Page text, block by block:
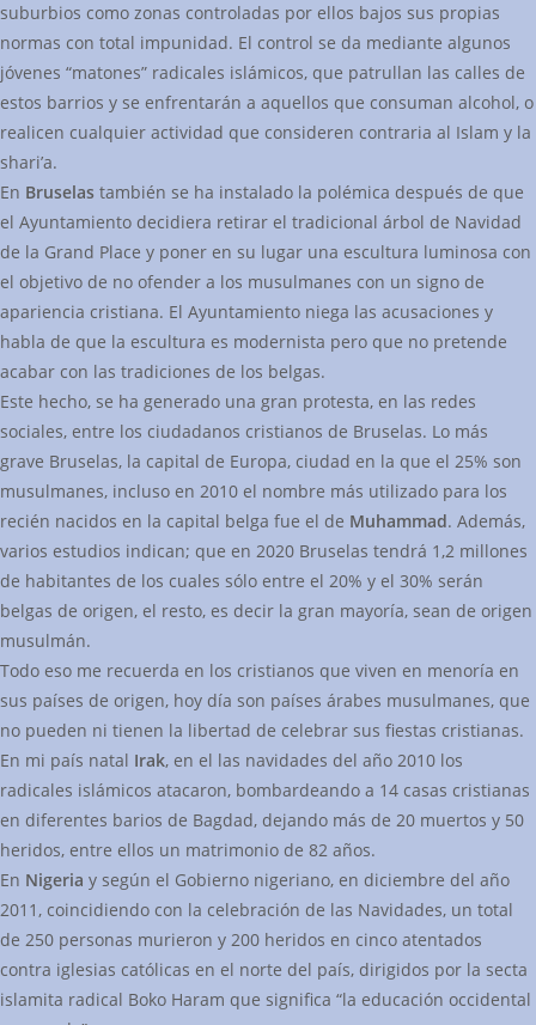
suburbios como zonas controladas por ellos bajos sus propias
normas con total impunidad. El control se da mediante algunos
jóvenes “matones” radicales islámicos, que patrullan las calles de
estos barrios y se enfrentarán a aquellos que consuman alcohol, o
realicen cualquier actividad que consideren contraria al Islam y la
shari’a.
En Bruselas también se ha instalado la polémica después de que
el Ayuntamiento decidiera retirar el tradicional árbol de Navidad
de la Grand Place y poner en su lugar una escultura luminosa con
el objetivo de no ofender a los musulmanes con un signo de
apariencia cristiana. El Ayuntamiento niega las acusaciones y
habla de que la escultura es modernista pero que no pretende
acabar con las tradiciones de los belgas.
Este hecho, se ha generado una gran protesta, en las redes
sociales, entre los ciudadanos cristianos de Bruselas. Lo más
grave Bruselas, la capital de Europa, ciudad en la que el 25% son
musulmanes, incluso en 2010 el nombre más utilizado para los
recién nacidos en la capital belga fue el de Muhammad. Además,
varios estudios indican; que en 2020 Bruselas tendrá 1,2 millones
de habitantes de los cuales sólo entre el 20% y el 30% serán
belgas de origen, el resto, es decir la gran mayoría, sean de origen
musulmán.
Todo eso me recuerda en los cristianos que viven en menoría en
sus países de origen, hoy día son países árabes musulmanes, que
no pueden ni tienen la libertad de celebrar sus fiestas cristianas.
En mi país natal Irak, en el las navidades del año 2010 los
radicales islámicos atacaron, bombardeando a 14 casas cristianas
en diferentes barios de Bagdad, dejando más de 20 muertos y 50
heridos, entre ellos un matrimonio de 82 años.
En Nigeria y según el Gobierno nigeriano, en diciembre del año
2011, coincidiendo con la celebración de las Navidades, un total
de 250 personas murieron y 200 heridos en cinco atentados
contra iglesias católicas en el norte del país, dirigidos por la secta
islamita radical Boko Haram que significa “la educación occidental